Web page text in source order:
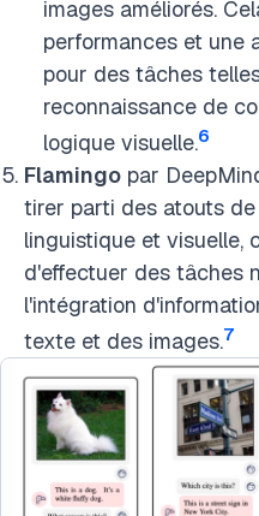
images améliorés.
performances et une
pour des tâches
reconnaissance de
logique visuelle.6
Flamingo par
tirer parti des atouts
linguistique et visuelle,
d'effectuer des tâches
l'intégration
texte et des images.7